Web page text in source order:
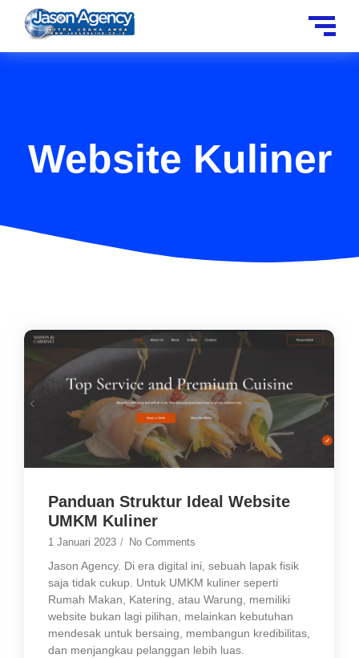
Website Kuliner
Panduan Struktur Ideal Website
UMKM Kuliner
1 Januari 2023 / No Comments
Jason Agency. Di era digital ini, sebuah lapak fisik
saja tidak cukup. Untuk UMKM kuliner seperti
Rumah Makan, Katering, atau Warung, memiliki
website bukan lagi pilihan, melainkan kebutuhan
mendesak untuk bersaing, membangun kredibilitas,
dan menjangkau pelanggan lebih luas.